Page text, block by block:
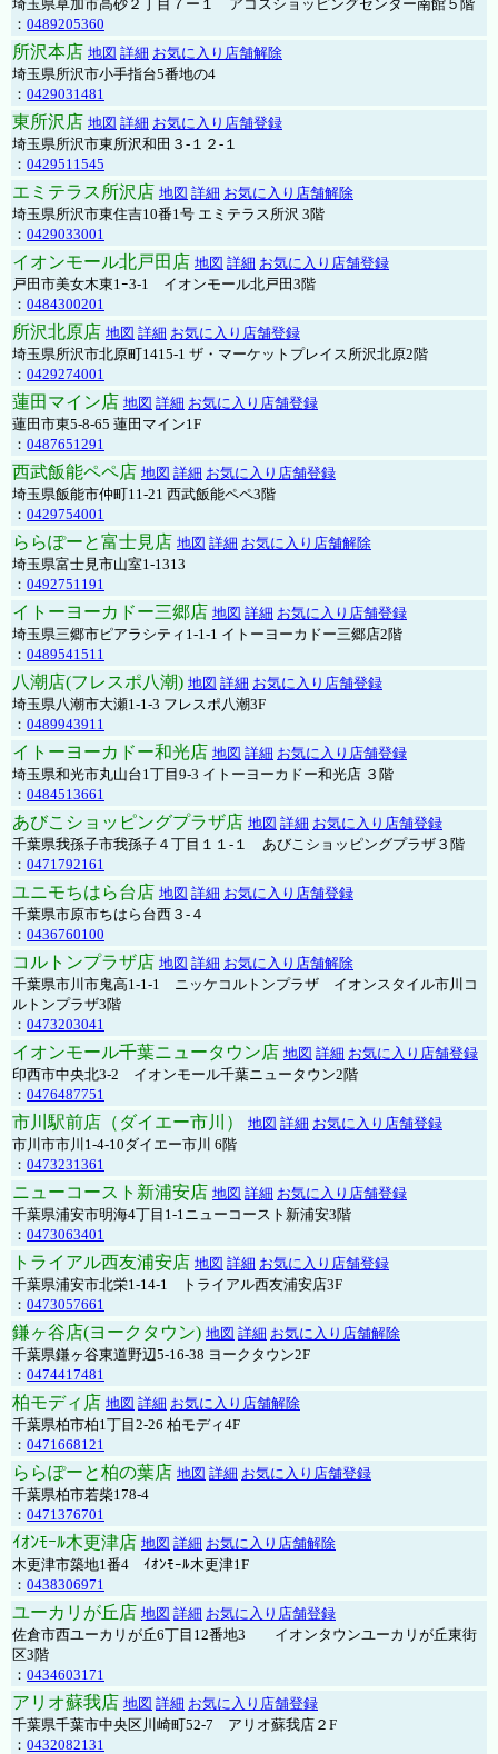
埼玉県草加市高砂２丁目７ー１ アコスショッピングセンター南館５階
： 0489205360
所沢本店 地図 詳細 お気に入り店舗解除
埼玉県所沢市小手指台5番地の4
： 0429031481
東所沢店 地図 詳細 お気に入り店舗登録
埼玉県所沢市東所沢和田３-１２-１
： 0429511545
エミテラス所沢店 地図 詳細 お気に入り店舗解除
埼玉県所沢市東住吉10番1号 エミテラス所沢 3階
： 0429033001
イオンモール北戸田店 地図 詳細 お気に入り店舗登録
戸田市美女木東1ｰ3‐1 イオンモール北戸田3階
： 0484300201
所沢北原店 地図 詳細 お気に入り店舗登録
埼玉県所沢市北原町1415-1 ザ・マーケットプレイス所沢北原2階
： 0429274001
蓮田マイン店 地図 詳細 お気に入り店舗登録
蓮田市東5-8-65 蓮田マイン1F
： 0487651291
西武飯能ペペ店 地図 詳細 お気に入り店舗登録
埼玉県飯能市仲町11-21 西武飯能ペペ3階
： 0429754001
ららぽーと富士見店 地図 詳細 お気に入り店舗解除
埼玉県富士見市山室1-1313
： 0492751191
イトーヨーカドー三郷店 地図 詳細 お気に入り店舗登録
埼玉県三郷市ピアラシティ1-1-1 イトーヨーカドー三郷店2階
： 0489541511
八潮店(フレスポ八潮) 地図 詳細 お気に入り店舗登録
埼玉県八潮市大瀬1-1-3 フレスポ八潮3F
： 0489943911
イトーヨーカドー和光店 地図 詳細 お気に入り店舗登録
埼玉県和光市丸山台1丁目9-3 イトーヨーカドー和光店 ３階
： 0484513661
あびこショッピングプラザ店 地図 詳細 お気に入り店舗登録
千葉県我孫子市我孫子４丁目１１-１ あびこショッピングプラザ３階
： 0471792161
ユニモちはら台店 地図 詳細 お気に入り店舗登録
千葉県市原市ちはら台西３-４
： 0436760100
コルトンプラザ店 地図 詳細 お気に入り店舗解除
千葉県市川市鬼高1-1-1 ニッケコルトンプラザ イオンスタイル市川コ
ルトンプラザ3階
： 0473203041
イオンモール千葉ニュータウン店 地図 詳細 お気に入り店舗登録
印西市中央北3-2 イオンモール千葉ニュータウン2階
： 0476487751
市川駅前店（ダイエー市川） 地図 詳細 お気に入り店舗登録
市川市市川1-4-10ダイエー市川 6階
： 0473231361
ニューコースト新浦安店 地図 詳細 お気に入り店舗登録
千葉県浦安市明海4丁目1-1ニューコースト新浦安3階
： 0473063401
トライアル西友浦安店 地図 詳細 お気に入り店舗登録
千葉県浦安市北栄1-14-1 トライアル西友浦安店3F
： 0473057661
鎌ヶ谷店(ヨークタウン) 地図 詳細 お気に入り店舗解除
千葉県鎌ヶ谷東道野辺5-16-38 ヨークタウン2F
： 0474417481
柏モディ店 地図 詳細 お気に入り店舗解除
千葉県柏市柏1丁目2-26 柏モディ4F
： 0471668121
ららぽーと柏の葉店 地図 詳細 お気に入り店舗登録
千葉県柏市若柴178-4
： 0471376701
ｲｵﾝﾓｰﾙ木更津店 地図 詳細 お気に入り店舗解除
木更津市築地1番4 ｲｵﾝﾓｰﾙ木更津1F
： 0438306971
ユーカリが丘店 地図 詳細 お気に入り店舗登録
佐倉市西ユーカリが丘6丁目12番地3 イオンタウンユーカリが丘東街
区3階
： 0434603171
アリオ蘇我店 地図 詳細 お気に入り店舗登録
千葉県千葉市中央区川崎町52-7 アリオ蘇我店２F
： 0432082131